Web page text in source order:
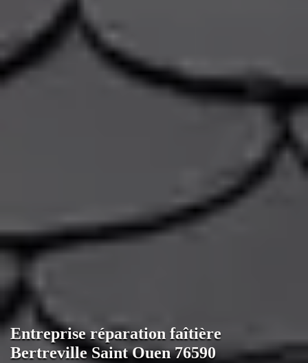
Entreprise réparation faîtière
Bertreville Saint Ouen 76590